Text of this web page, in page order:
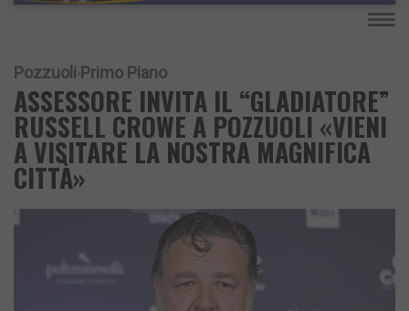
Pozzuoli Primo Piano
ASSESSORE INVITA IL “GLADIATORE”
RUSSELL CROWE A POZZUOLI «VIENI
A VISITARE LA NOSTRA MAGNIFICA
CITTÀ»